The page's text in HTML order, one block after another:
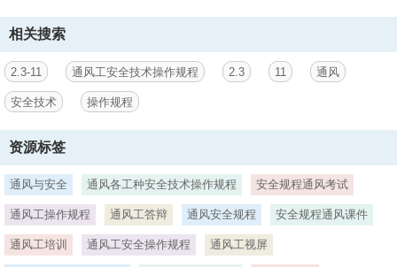
相关搜索
2.3-11 通风工安全技术操作规程 2.3 11 通风
安全技术 操作规程
资源标签
通风与安全 通风各工种安全技术操作规程 安全规程通风考试
通风工操作规程 通风工答辩 通风安全规程 安全规程通风课件
通风工培训 通风工安全操作规程 通风工视屏